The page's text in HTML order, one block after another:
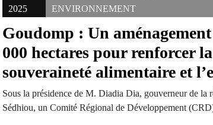
2025
ENVIRONNEMENT
Goudomp : Un aménagement
000 hectares pour renforcer la
souveraineté alimentaire et
Sous la présidence de M. Diadia Dia, gouverneur de la
Sédhiou, un Comité Régional de Développement